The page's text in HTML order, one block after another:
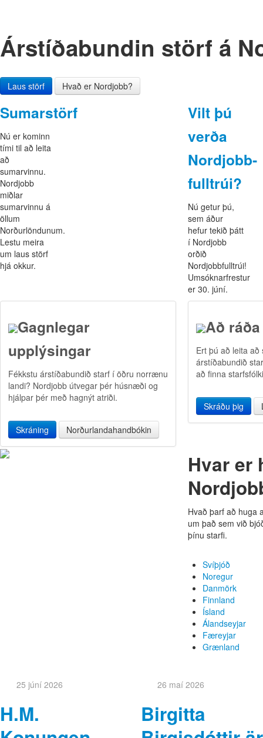
Árstíða­bundin störf á
Laus störf Hvað er Nordjobb?
Sumarstörf
Nú er kominn
tími til að leita
að
sumarvinnu.
Nordjobb
miðlar
sumarvinnu á
öllum
Norðurlöndunum.
Lestu meira
um laus störf
hjá okkur.
Vilt þú
verða
Nordjobb­
fulltrúi?
Nú getur þú,
sem áður
hefur tekið þátt
í Nordjobb
orðið
Nordjobbfulltrúi!
Umsóknarfrestur
er 30. júní.
Gagnlegar
upplýsingar
Fékkstu árstíðabundið starf í öðru norrænu
landi? Nordjobb útvegar þér húsnæði og
hjálpar þér með hagnýt atriði.
Skráning Norðurlandahandbókin
Að
Ert þú að leita að
árstíðabundið
að finna
Skráðu þig
Hvar er
Hvað þarf að huga
um það sem við
þínu starfi.
Svíþjóð
Noregur
Danmörk
Finnland
Ísland
Álandseyjar
Færeyjar
Grænland
25 júní 2026
H.M.
26 maí 2026
Birgitta